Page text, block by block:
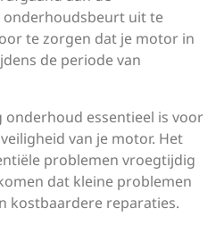
onderhoudsbeurt uit te
te zorgen dat je motor in
de periode van
essentieel is voor
van je motor. Het
problemen vroegtijdig
dat kleine problemen
kostbaardere reparaties.